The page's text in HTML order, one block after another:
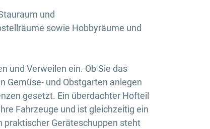
und
sowie Hobbyräume und
und Verweilen ein. Ob Sie das
Gemüse- und Obstgarten anlegen
gesetzt. Ein überdachter Hofteil
Fahrzeuge und ist gleichzeitig ein
praktischer Geräteschuppen steht